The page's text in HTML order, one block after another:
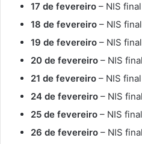
17 de fevereiro – NIS final
18 de fevereiro – NIS
19 de fevereiro – NIS
20 de fevereiro – NIS
21 de fevereiro – NIS
24 de fevereiro – NIS
25 de fevereiro – NIS
26 de fevereiro – NIS